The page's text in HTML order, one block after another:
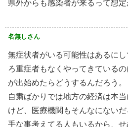
県外からも感染者が来るって想
名無しさん
無症状者がいる可能性はあるに
ろ重症者もなくやってきている
が出始めたらどうするんだろう。
自粛ばかりでは地方の経済は本
けど、医療機関もそんなにない
手な事考えてる人もいるから、